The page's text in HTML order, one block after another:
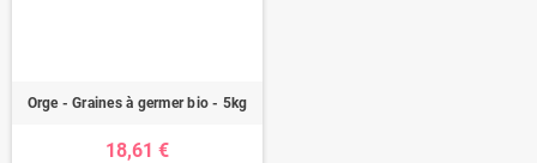
Orge - Graines à germer bio - 5kg
18,61 €